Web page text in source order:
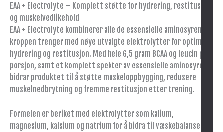
EAA + Electrolyte – Komplett støtte for hydrering, restitusjon
og muskelvedlikehold
EAA + Electrolyte kombinerer alle de essensielle aminosyrene
kroppen trenger med nøye utvalgte elektrolytter for optimal
hydrering og restitusjon. Med hele 6,5 gram BCAA og leucin per
porsjon, samt et komplett spekter av essensielle aminosyrer,
bidrar produktet til å støtte muskeloppbygging, redusere
muskelnedbrytning og fremme restitusjon etter trening.
Formelen er beriket med elektrolytter som kalium,
magnesium, kalsium og natrium for å bidra til væskebalanse og